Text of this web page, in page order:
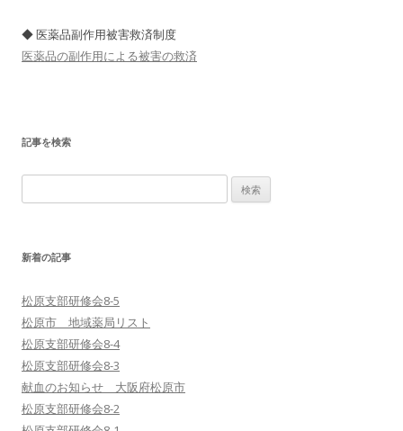
◆ 医薬品副作用被害救済制度
医薬品の副作用による被害の救済
記事を検索
索
新着の記事
松原支部研修会8-5
松原市 地域薬局リスト
松原支部研修会8-4
松原支部研修会8-3
献血のお知らせ 大阪府松原市
松原支部研修会8-2